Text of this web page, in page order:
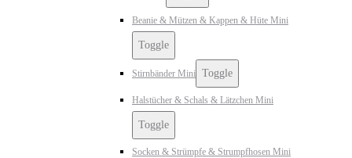
Beanie & Mützen & Kappen & Hüte Mini
Toggle
Stirnbänder Mini Toggle
Halstücher & Schals & Lätzchen Mini
Toggle
Socken & Strümpfe & Strumpfhosen Mini